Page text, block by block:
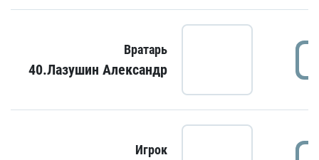
Вратарь
40.Лазушин Александр
Игрок